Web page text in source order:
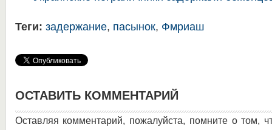
Теги: задержание, пасынок, Фмриаш
ОСТАВИТЬ КОММЕНТАРИЙ
Оставляя комментарий, пожалуйста, помните о том,